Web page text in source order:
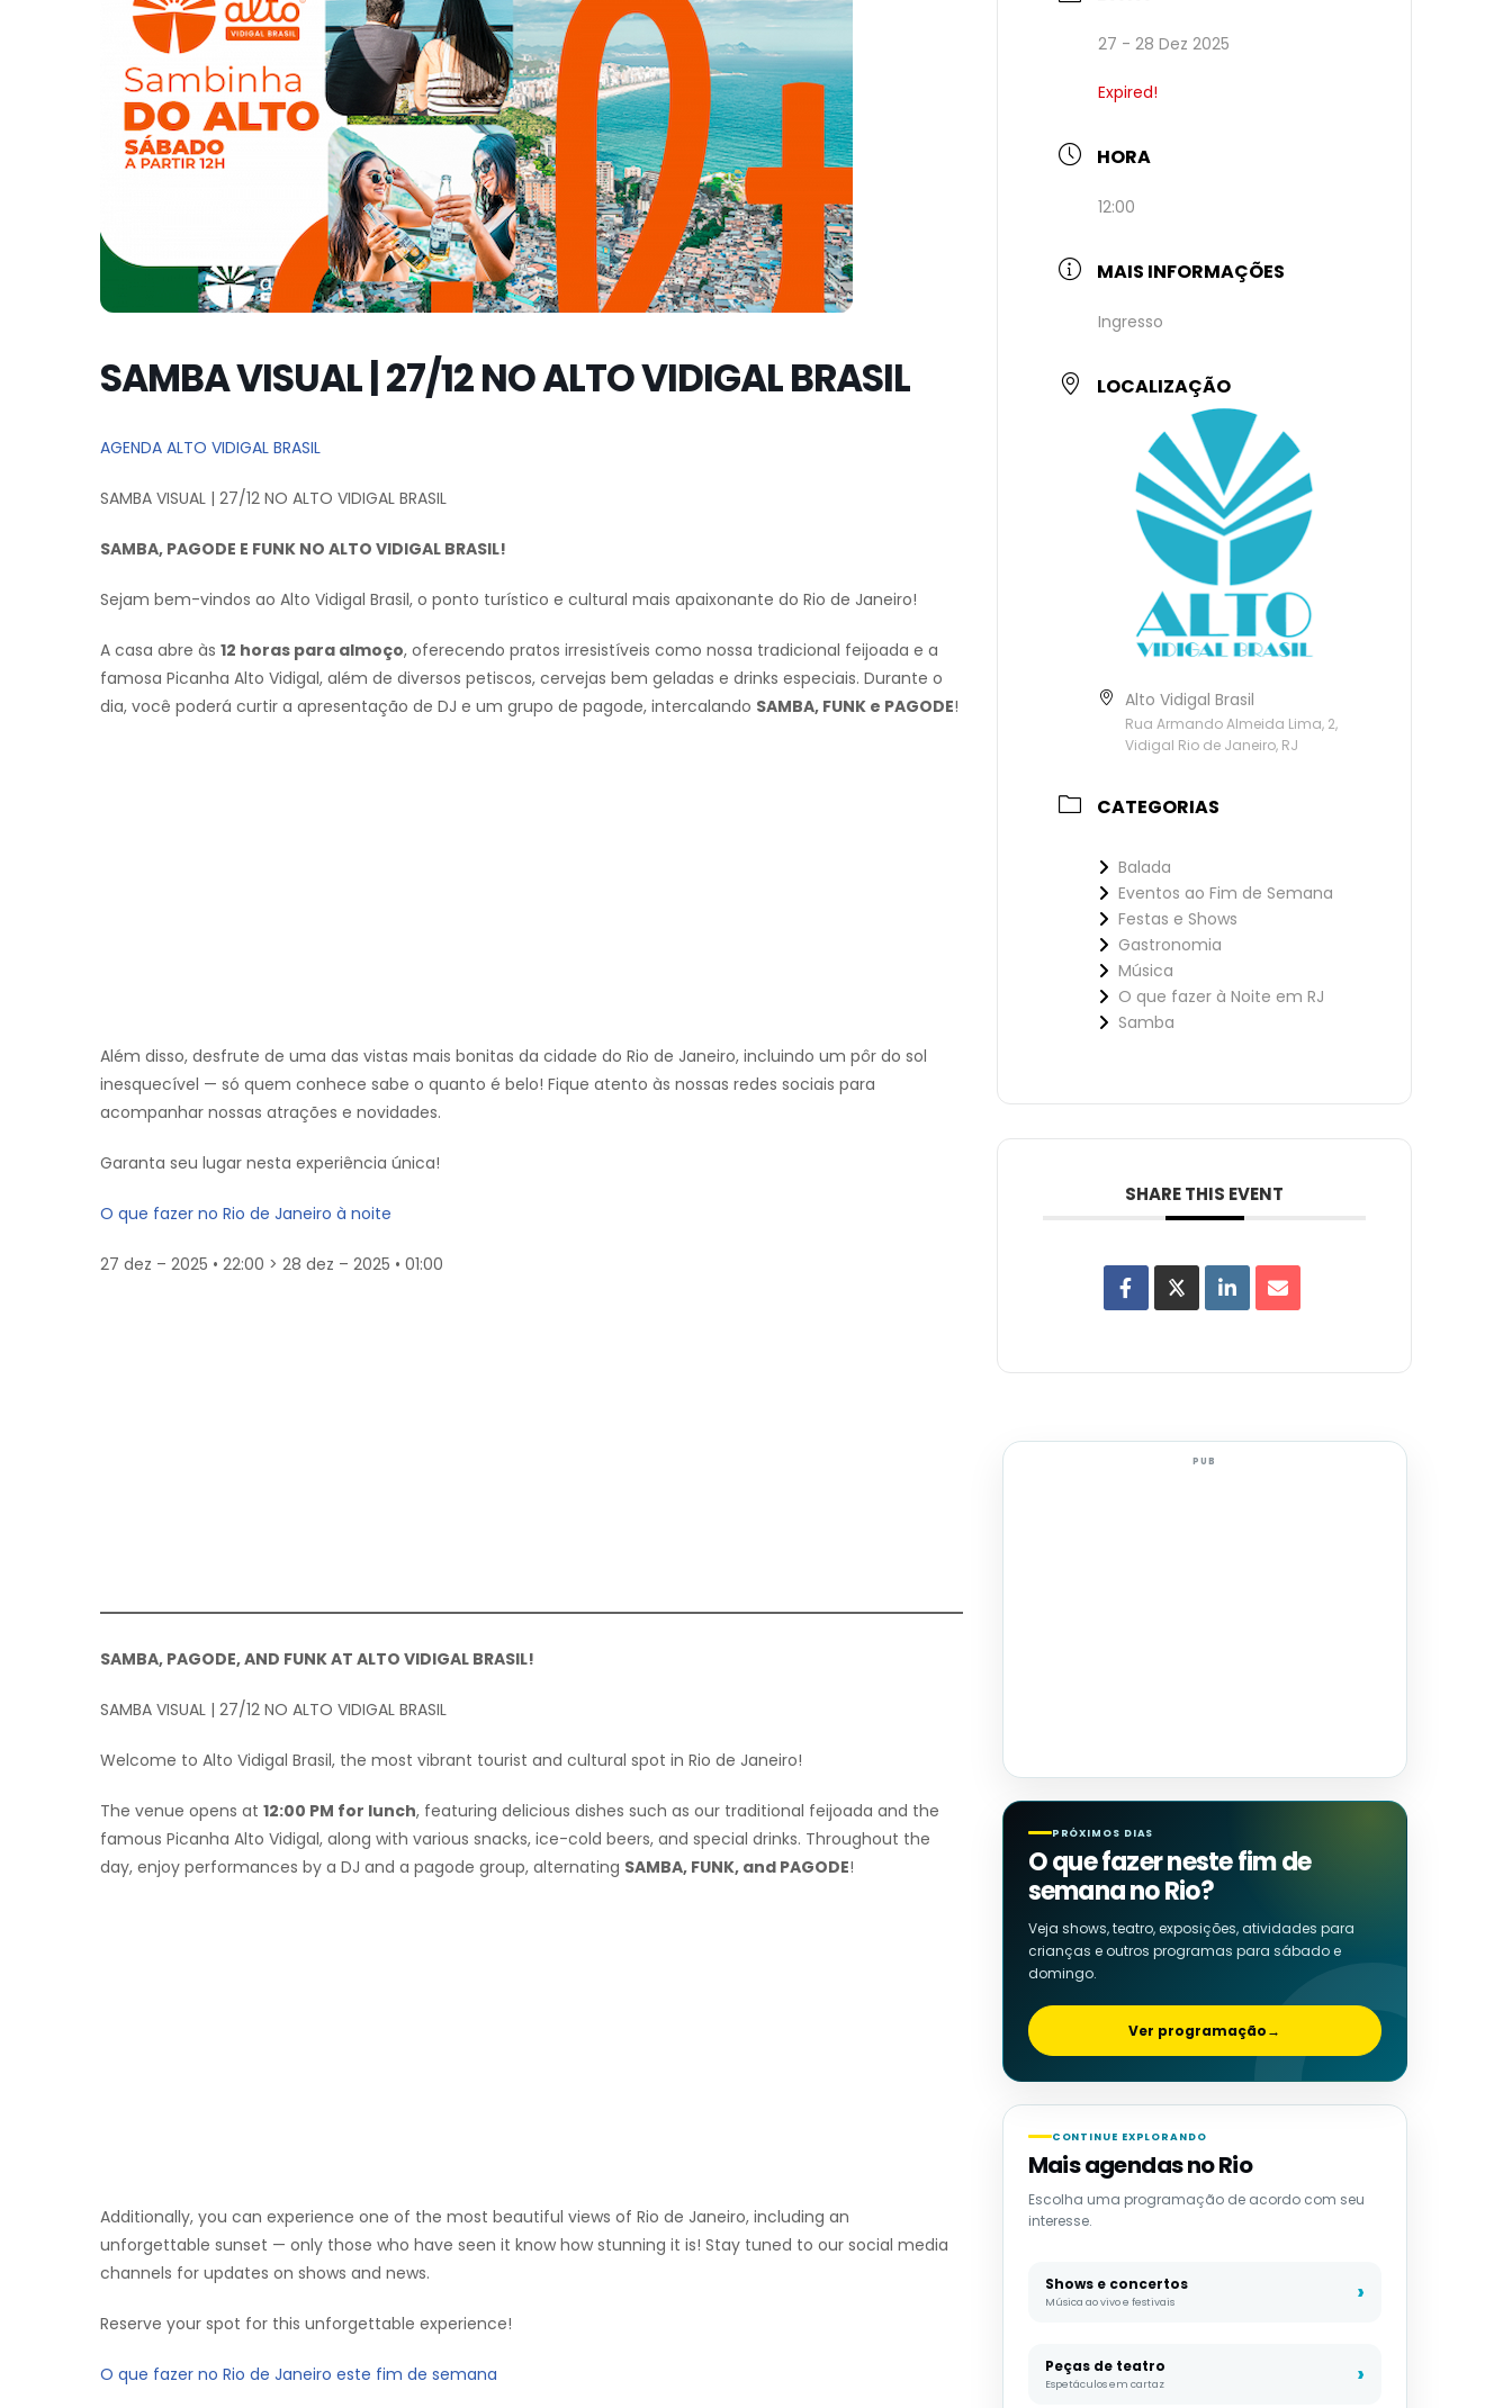
SAMBA VISUAL | 27/12 NO ALTO VIDIGAL BRASIL
AGENDA ALTO VIDIGAL BRASIL
SAMBA VISUAL | 27/12 NO ALTO VIDIGAL BRASIL
SAMBA, PAGODE E FUNK NO ALTO VIDIGAL BRASIL!
Sejam bem-vindos ao Alto Vidigal Brasil, o ponto turístico e cultural mais apaixonante do Rio de Janeiro!
A casa abre às 12 horas para almoço, oferecendo pratos irresistíveis como nossa tradicional feijoada e a
famosa Picanha Alto Vidigal, além de diversos petiscos, cervejas bem geladas e drinks especiais. Durante o
dia, você poderá curtir a apresentação de DJ e um grupo de pagode, intercalando SAMBA, FUNK e PAGODE!
Além disso, desfrute de uma das vistas mais bonitas da cidade do Rio de Janeiro, incluindo um pôr do sol
inesquecível — só quem conhece sabe o quanto é belo! Fique atento às nossas redes sociais para
acompanhar nossas atrações e novidades.
Garanta seu lugar nesta experiência única!
O que fazer no Rio de Janeiro à noite
27 dez – 2025 • 22:00 > 28 dez – 2025 • 01:00
SAMBA, PAGODE, AND FUNK AT ALTO VIDIGAL BRASIL!
SAMBA VISUAL | 27/12 NO ALTO VIDIGAL BRASIL
Welcome to Alto Vidigal Brasil, the most vibrant tourist and cultural spot in Rio de Janeiro!
The venue opens at 12:00 PM for lunch, featuring delicious dishes such as our traditional feijoada and the
famous Picanha Alto Vidigal, along with various snacks, ice-cold beers, and special drinks. Throughout the
day, enjoy performances by a DJ and a pagode group, alternating SAMBA, FUNK, and PAGODE!
Additionally, you can experience one of the most beautiful views of Rio de Janeiro, including an
unforgettable sunset — only those who have seen it know how stunning it is! Stay tuned to our social media
channels for updates on shows and news.
Reserve your spot for this unforgettable experience!
O que fazer no Rio de Janeiro este fim de semana
27 - 28 Dez 2025
Expired!
HORA
12:00
MAIS INFORMAÇÕES
Ingresso
LOCALIZAÇÃO
Alto Vidigal Brasil
Rua Armando Almeida Lima, 2,
Vidigal Rio de Janeiro, RJ
CATEGORIAS
Balada
Eventos ao Fim de Semana
Festas e Shows
Gastronomia
Música
O que fazer à Noite em RJ
Samba
SHARE THIS EVENT
PUB
PRÓXIMOS DIAS
O que fazer neste fim de
semana no Rio?
Veja shows, teatro, exposições, atividades para
crianças e outros programas para sábado e
domingo.
Ver programação→
CONTINUE EXPLORANDO
Mais agendas no Rio
Escolha uma programação de acordo com seu
interesse.
Shows e concertos
Música ao vivo e festivais
Peças de teatro
Espetáculos em cartaz